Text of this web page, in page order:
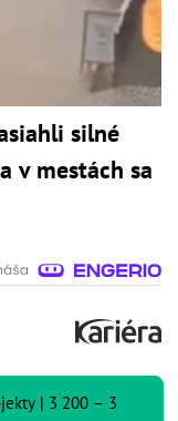
silné
v mestách sa
| 3 200 – 3